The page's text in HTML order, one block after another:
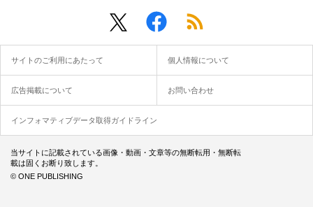
サイトのご利用にあたって 個人情報について
広告掲載について お問い合わせ
インフォマティブデータ取得ガイドライン
当サイトに記載されている画像・動画・文章等の無断転用・無断転
載は固くお断り致します。
© ONE PUBLISHING